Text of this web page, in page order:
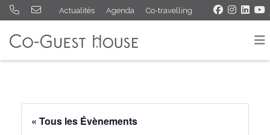
Actualités Agenda Co-travelling
« Tous les Évènements